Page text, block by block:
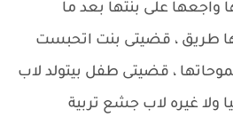
واجعها على بنتها بعد ما
طريق ، قضيتى بنت اتحبست
، قضيتى طفل بيتولد لاب
ولا غيره لاب جشع تربية